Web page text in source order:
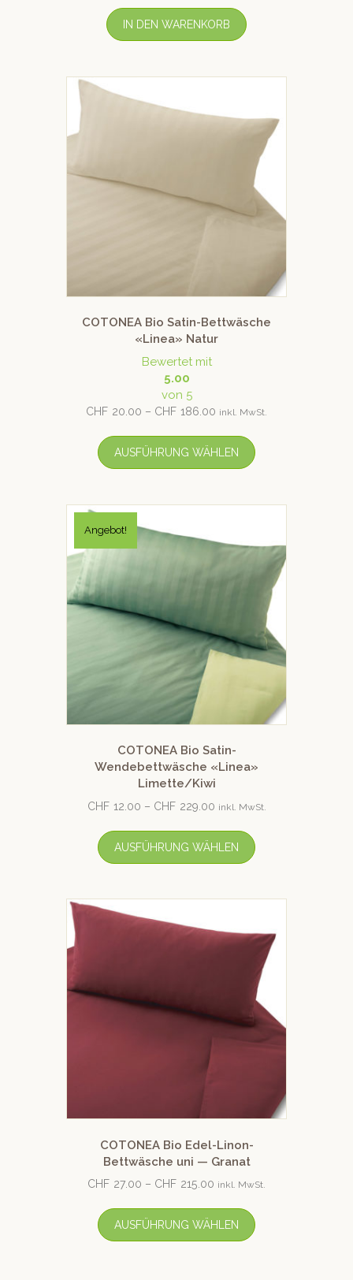
IN DEN WARENKORB
COTONEA Bio Satin-Bettwäsche
«Linea» Natur
Bewertet mit
5.00
von 5
CHF 20.00 – CHF 186.00 inkl. MwSt.
AUSFÜHRUNG WÄHLEN
Angebot!
COTONEA Bio Satin-
Wendebettwäsche «Linea»
Limette/Kiwi
CHF 12.00 – CHF 229.00 inkl. MwSt.
AUSFÜHRUNG WÄHLEN
COTONEA Bio Edel-Linon-
Bettwäsche uni — Granat
CHF 27.00 – CHF 215.00 inkl. MwSt.
AUSFÜHRUNG WÄHLEN